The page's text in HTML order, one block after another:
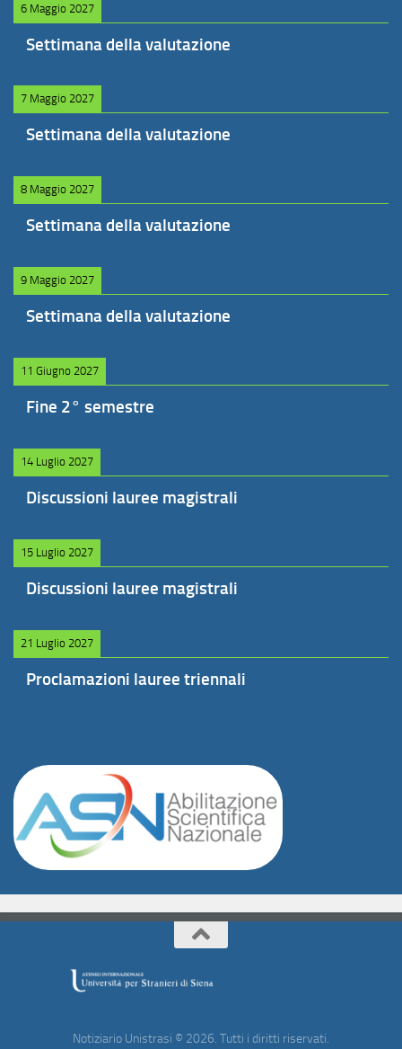
6 Maggio 2027
Settimana della valutazione
7 Maggio 2027
Settimana della valutazione
8 Maggio 2027
Settimana della valutazione
9 Maggio 2027
Settimana della valutazione
11 Giugno 2027
Fine 2° semestre
14 Luglio 2027
Discussioni lauree magistrali
15 Luglio 2027
Discussioni lauree magistrali
21 Luglio 2027
Proclamazioni lauree triennali
Notiziario Unistrasi © 2026. Tutti i diritti riservati.